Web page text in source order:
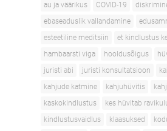
au ja väärikus
COVID-19
ebaseaduslik vallandamine
esteetiline meditsiin
et kindlustus
hambaarsti viga
hooldusõigus
juristi abi
juristi konsultatsioon
kahjude katmine
kahjuhüvitis
kaskokindlustus
kes hüvitab
kindlustusvaidlus
klaasuksed